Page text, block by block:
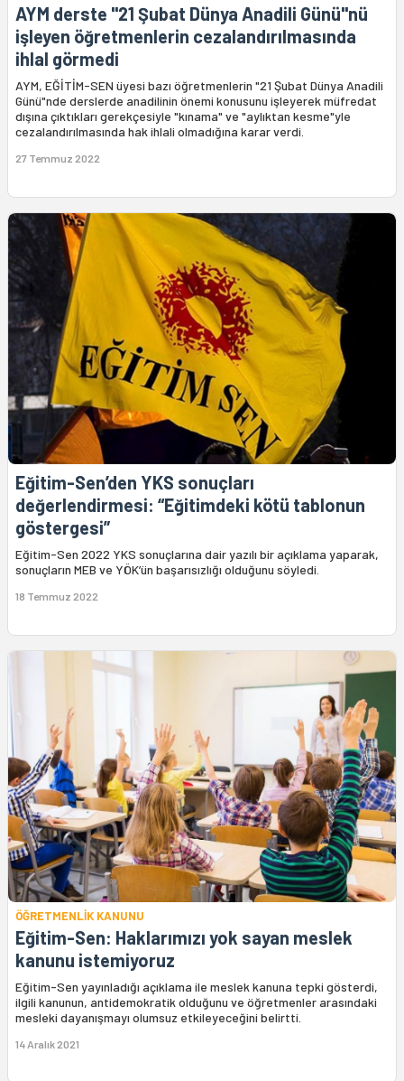
AYM derste "21 Şubat Dünya Anadili Günü"nü
işleyen öğretmenlerin cezalandırılmasında
ihlal görmedi
AYM, EĞİTİM-SEN üyesi bazı öğretmenlerin "21 Şubat Dünya Anadili
Günü"nde derslerde anadilinin önemi konusunu işleyerek müfredat
dışına çıktıkları gerekçesiyle "kınama" ve "aylıktan kesme"yle
cezalandırılmasında hak ihlali olmadığına karar verdi.
27 Temmuz 2022
Eğitim-Sen’den YKS sonuçları
değerlendirmesi: “Eğitimdeki kötü tablonun
göstergesi”
Eğitim-Sen 2022 YKS sonuçlarına dair yazılı bir açıklama yaparak,
sonuçların MEB ve YÖK’ün başarısızlığı olduğunu söyledi.
18 Temmuz 2022
ÖĞRETMENLİK KANUNU
Eğitim-Sen: Haklarımızı yok sayan meslek
kanunu istemiyoruz
Eğitim-Sen yayınladığı açıklama ile meslek kanuna tepki gösterdi,
ilgili kanunun, antidemokratik olduğunu ve öğretmenler arasındaki
mesleki dayanışmayı olumsuz etkileyeceğini belirtti.
14 Aralık 2021